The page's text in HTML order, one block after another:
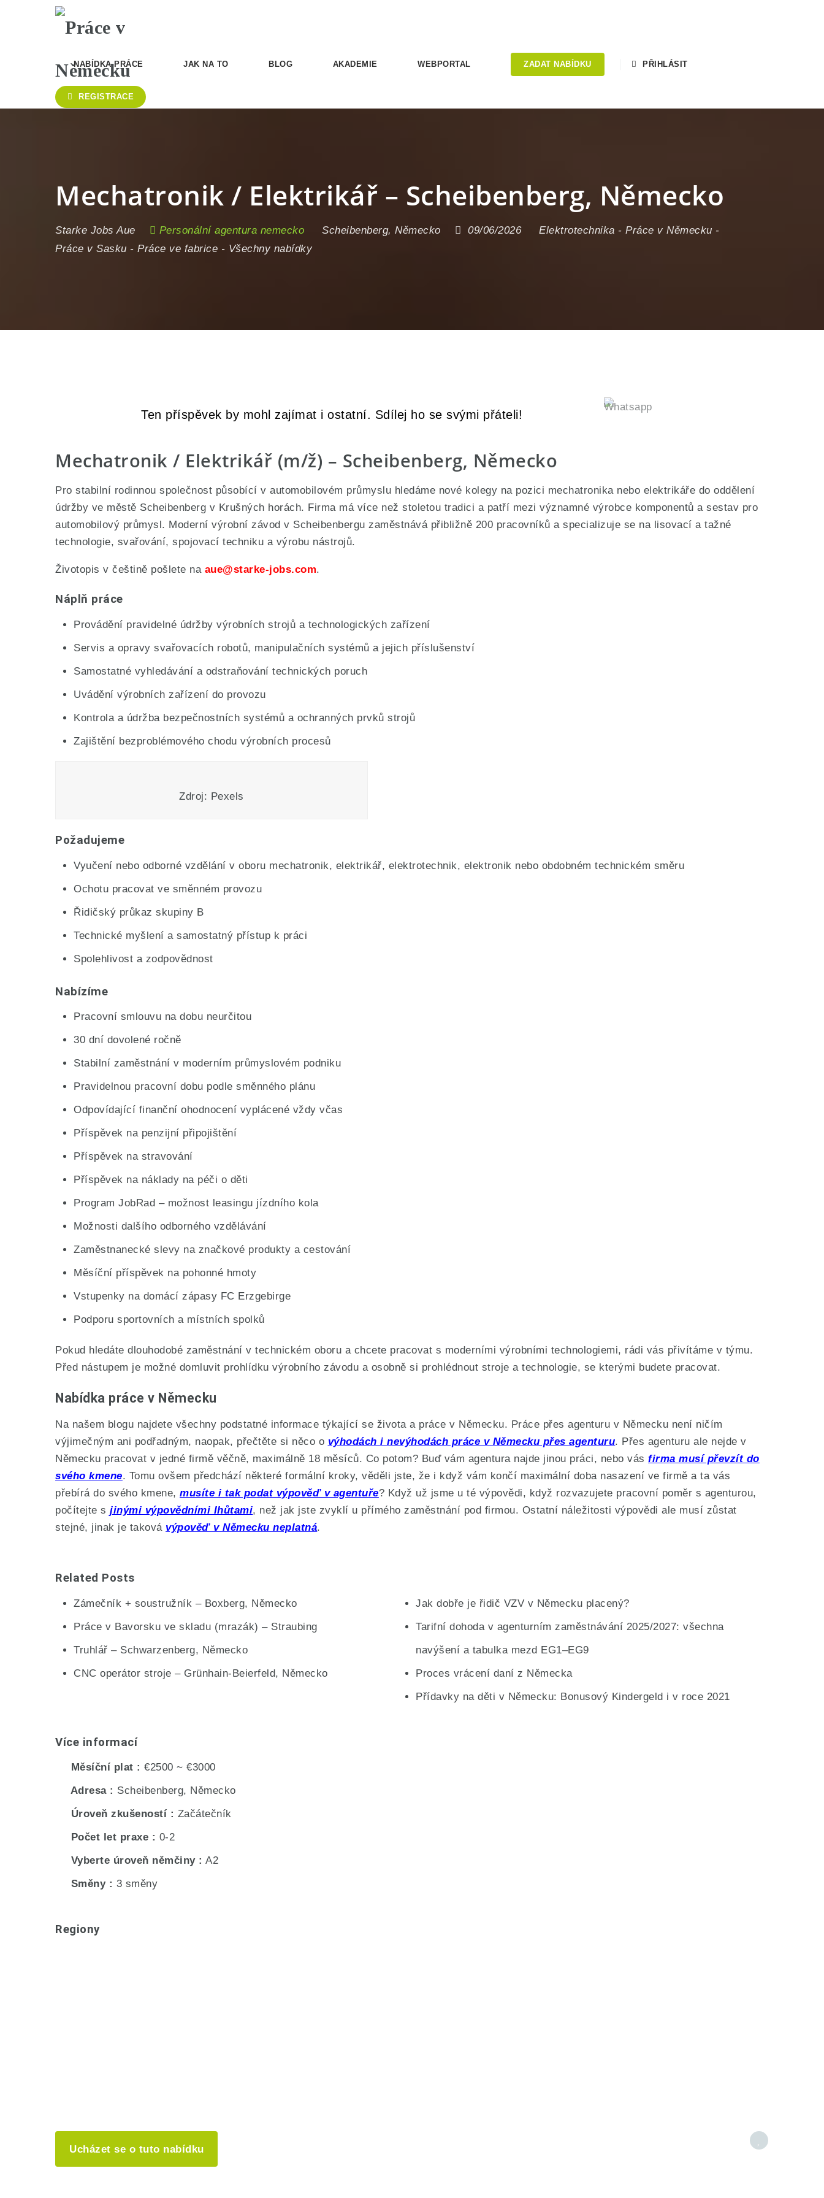
NABÍDKA PRÁCE JAK NA TO BLOG AKADEMIE WEBPORTAL ZADAT NABÍDKU PŘIHLÁSIT
REGISTRACE
Mechatronik / Elektrikář – Scheibenberg, Německo
Starke Jobs Aue Personální agentura nemecko Scheibenberg,Německo 09/06/2026 Elektrotechnika -Práce v Německu -
Práce v Sasku -Práce ve fabrice - Všechny nabídky
Ten příspěvek by mohl zajímat i ostatní. Sdílej ho se svými přáteli!
Mechatronik / Elektrikář (m/ž) – Scheibenberg, Německo
Pro stabilní rodinnou společnost působící v automobilovém průmyslu hledáme nové kolegy na pozici mechatronika nebo elektrikáře do oddělení
údržby ve městě Scheibenberg v Krušných horách. Firma má více než stoletou tradici a patří mezi významné výrobce komponentů a sestav pro
automobilový průmysl. Moderní výrobní závod v Scheibenbergu zaměstnává přibližně 200 pracovníků a specializuje se na lisovací a tažné
technologie, svařování, spojovací techniku a výrobu nástrojů.
Životopis v češtině pošlete na aue@starke-jobs.com.
Náplň práce
Provádění pravidelné údržby výrobních strojů a technologických zařízení
Servis a opravy svařovacích robotů, manipulačních systémů a jejich příslušenství
Samostatné vyhledávání a odstraňování technických poruch
Uvádění výrobních zařízení do provozu
Kontrola a údržba bezpečnostních systémů a ochranných prvků strojů
Zajištění bezproblémového chodu výrobních procesů
Zdroj: Pexels
Požadujeme
Vyučení nebo odborné vzdělání v oboru mechatronik, elektrikář, elektrotechnik, elektronik nebo obdobném technickém směru
Ochotu pracovat ve směnném provozu
Řidičský průkaz skupiny B
Technické myšlení a samostatný přístup k práci
Spolehlivost a zodpovědnost
Nabízíme
Pracovní smlouvu na dobu neurčitou
30 dní dovolené ročně
Stabilní zaměstnání v moderním průmyslovém podniku
Pravidelnou pracovní dobu podle směnného plánu
Odpovídající finanční ohodnocení vyplácené vždy včas
Příspěvek na penzijní připojištění
Příspěvek na stravování
Příspěvek na náklady na péči o děti
Program JobRad – možnost leasingu jízdního kola
Možnosti dalšího odborného vzdělávání
Zaměstnanecké slevy na značkové produkty a cestování
Měsíční příspěvek na pohonné hmoty
Vstupenky na domácí zápasy FC Erzgebirge
Podporu sportovních a místních spolků
Pokud hledáte dlouhodobé zaměstnání v technickém oboru a chcete pracovat s moderními výrobními technologiemi, rádi vás přivítáme v týmu.
Před nástupem je možné domluvit prohlídku výrobního závodu a osobně si prohlédnout stroje a technologie, se kterými budete pracovat.
Nabídka práce v Německu
Na našem blogu najdete všechny podstatné informace týkající se života a práce v Německu. Práce přes agenturu v Německu není ničím
výjimečným ani podřadným, naopak, přečtěte si něco o výhodách i nevýhodách práce v Německu přes agenturu. Přes agenturu ale nejde v
Německu pracovat v jedné firmě věčně, maximálně 18 měsíců. Co potom? Buď vám agentura najde jinou práci, nebo vásfirma musí převzít do
svého kmene. Tomu ovšem předchází některé formální kroky, věděli jste, že i když vám končí maximální doba nasazení ve firmě a ta vás
přebírá do svého kmene,musíte i tak podat výpověď v agentuře? Když už jsme u té výpovědi, když rozvazujete pracovní poměr s agenturou,
počítejte sjinými výpovědními lhůtami, než jak jste zvyklí u přímého zaměstnání pod firmou. Ostatní náležitosti výpovědi ale musí zůstat
stejné, jinak je taková výpověď v Německu neplatná.
Related Posts
Zámečník + soustružník – Boxberg, Německo
Práce v Bavorsku ve skladu (mrazák) – Straubing
Truhlář – Schwarzenberg, Německo
CNC operátor stroje – Grünhain-Beierfeld, Německo
Jak dobře je řidič VZV v Německu placený?
Tarifní dohoda v agenturním zaměstnávání 2025/2027: všechna
navýšení a tabulka mezd EG1–EG9
Proces vrácení daní z Německa
Přídavky na děti v Německu: Bonusový Kindergeld i v roce 2021
Více informací
Měsíční plat
€2500 ~ €3000
Adresa
Scheibenberg, Německo
Úroveň zkušeností
Začátečník
Počet let praxe
0-2
Vyberte úroveň němčiny
A2
Směny
3 směny
Regiony
Ucházet se o tuto nabídku